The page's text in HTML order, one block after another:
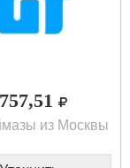
из Москвы